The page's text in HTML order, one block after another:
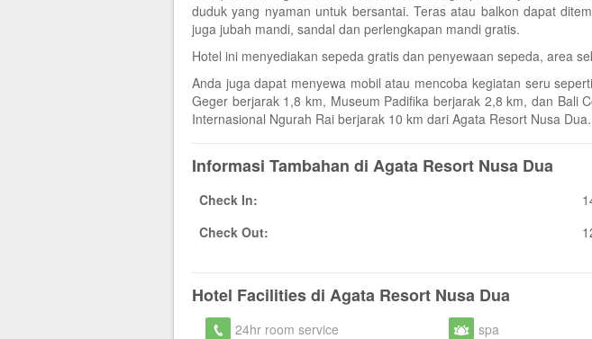
duduk yang nyaman untuk bersantai. Teras atau balkon dapat
juga jubah mandi, sandal dan perlengkapan mandi gratis.
Hotel ini menyediakan sepeda gratis dan penyewaan sepeda, area
Anda juga dapat menyewa mobil atau mencoba kegiatan seru
Geger berjarak 1,8 km, Museum Padifika berjarak 2,8 km, dan Bali
Internasional Ngurah Rai berjarak 10 km dari Agata Resort Nusa Dua.
Informasi Tambahan di Agata Resort Nusa Dua
Check In:
Check Out:
Hotel Facilities di Agata Resort Nusa Dua
24hr room service
spa